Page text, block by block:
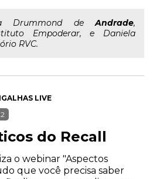
Drummond deAndrade,
Empoderar, e Daniela
RVC.
LIVE
do Recall
o webinar "Aspectos
que você precisa saber